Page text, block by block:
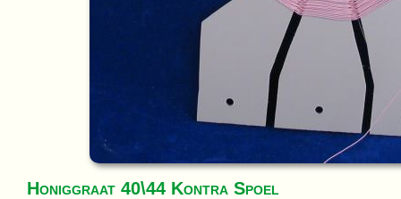
Honiggraat 40\44 Kontra Spoel